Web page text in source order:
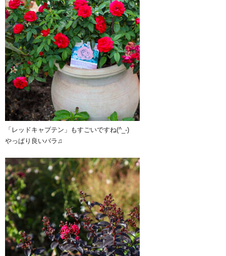
「レッドキャプテン」もすごいですね(^_-)
やっぱり良いバラ♫